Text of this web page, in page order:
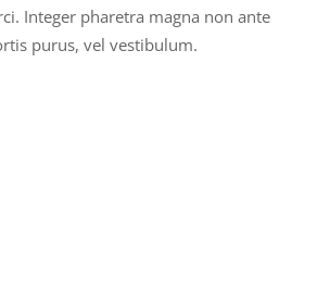
Integer pharetra magna non ante
purus, vel vestibulum.